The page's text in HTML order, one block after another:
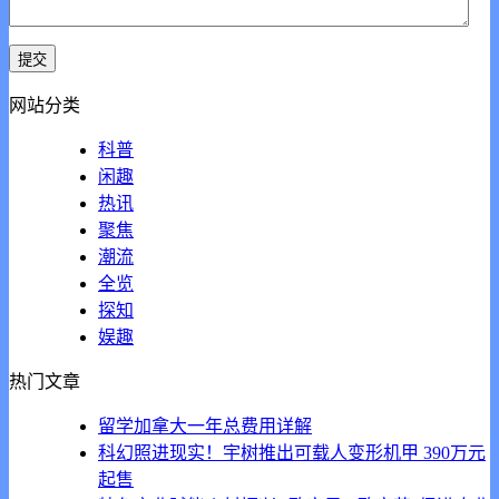
网站分类
科普
闲趣
热讯
聚焦
潮流
全览
探知
娱趣
热门文章
留学加拿大一年总费用详解
科幻照进现实！宇树推出可载人变形机甲 390万元
起售